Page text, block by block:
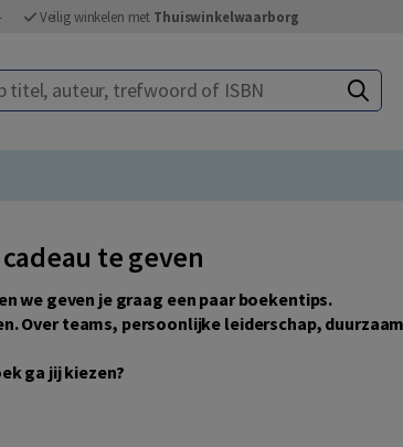
Veilig winkelen met Thuiswinkelwaarborg
auteur, trefwoord of ISBN
te geven
we geven je graag een paar boekentips.
Over teams, persoonlijke leiderschap,
ga jij kiezen?